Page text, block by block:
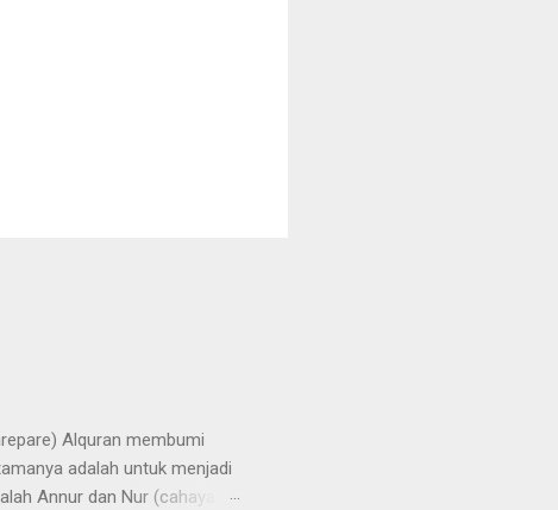
Alquran membumi
adalah untuk menjadi
Annur dan Nur (cahaya).